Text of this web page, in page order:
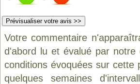
Votre commentaire
d'abord lu et évalué par
conditions évoquées sur cette
quelques semaines